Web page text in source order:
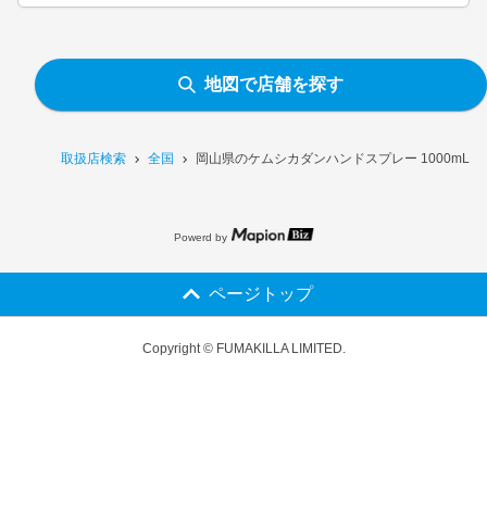
取扱店検索 全国 岡山県のケムシカダンハンドスプレー 1000mLを
地図で店舗を探す
Powerd by
ページトップ
Copyright © FUMAKILLA LIMITED.